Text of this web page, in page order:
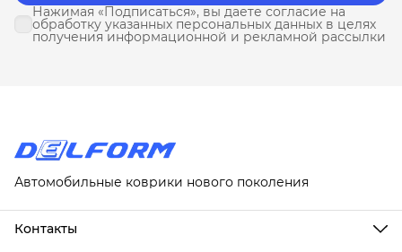
Нажимая «Подписаться», вы даете согласие на
обработку указанных персональных данных в целях
получения информационной и рекламной рассылки
Автомобильные коврики нового поколения
Контакты